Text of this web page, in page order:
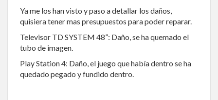
Ya me los han visto y paso a detallar los daños,
quisiera tener mas presupuestos para poder reparar.
Televisor TD SYSTEM 48”: Daño, se ha quemado el
tubo de imagen.
Play Station 4: Daño, el juego que había dentro se ha
quedado pegado y fundido dentro.